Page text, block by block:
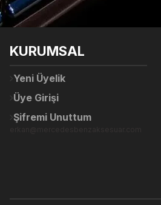
Görüş ve önerileriniz için teşekkür
Ürün açıklamasında eksik bilgiler
Bu ürüne benzer farklı alternatifler
KURUMSAL
Yeni Üyelik
Üye Girişi
Şifremi Unuttum